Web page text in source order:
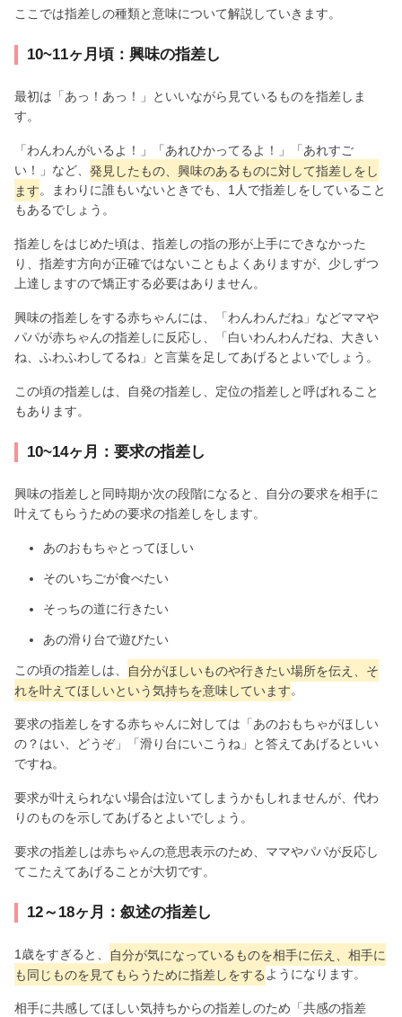
ここでは指差しの種類と意味について解説していきます。
10~11ヶ月頃：興味の指差し
最初は「あっ！あっ！」といいながら見ているものを指差しま
す。
「わんわんがいるよ！」「あれひかってるよ！」「あれすご
い！」など、 発見したもの、興味のあるものに対して指差しをし
ます。まわりに誰もいないときでも、1人で指差しをしていること
もあるでしょう。
指差しをはじめた頃は、指差しの指の形が上手にできなかった
り、指差す方向が正確ではないこともよくありますが、少しずつ
上達しますので矯正する必要はありません。
興味の指差しをする赤ちゃんには、「わんわんだね」などママや
パパが赤ちゃんの指差しに反応し、「白いわんわんだね、大きい
ね、ふわふわしてるね」と言葉を足してあげるとよいでしょう。
この頃の指差しは、自発の指差し、定位の指差しと呼ばれること
もあります。
10~14ヶ月：要求の指差し
興味の指差しと同時期か次の段階になると、自分の要求を相手に
叶えてもらうための要求の指差しをします。
あのおもちゃとってほしい
そのいちごが食べたい
そっちの道に行きたい
あの滑り台で遊びたい
この頃の指差しは、
自分がほしいものや行きたい場所を伝え、そ
れを叶えてほしいという気持ちを意味しています。
要求の指差しをする赤ちゃんに対しては「あのおもちゃがほしい
の？はい、どうぞ」「滑り台にいこうね」と答えてあげるといい
ですね。
要求が叶えられない場合は泣いてしまうかもしれませんが、代わ
りのものを示してあげるとよいでしょう。
要求の指差しは赤ちゃんの意思表示のため、ママやパパが反応し
てこたえてあげることが大切です。
12～18ヶ月：叙述の指差し
1歳をすぎると、
自分が気になっているものを相手に伝え、相手に
も同じものを見てもらうために指差しをするようになります。
相手に共感してほしい気持ちからの指差しのため「共感の指差